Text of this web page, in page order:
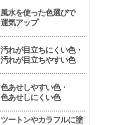
風水を使った色選びで
運気アップ
汚れが目立ちにくい色・
汚れが目立ちやすい色
色あせしやすい色・
色あせしにくい色
ツートンやカラフルに塗